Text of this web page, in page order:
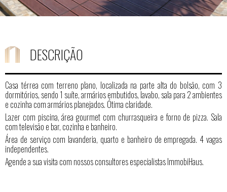
DESCRIÇÃO
Casa térrea com terreno plano, localizada na parte alta do bolsão, com 3
dormitórios, sendo 1 suíte, armários embutidos, lavabo, sala para 2 ambientes
e cozinha com armários planejados. Ótima claridade.
Lazer com piscina, área gourmet com churrasqueira e forno de pizza. Sala
com televisão e bar, cozinha e banheiro.
Área de serviço com lavanderia, quarto e banheiro de empregada. 4 vagas
independentes.
Agende a sua visita com nossos consultores especialistas ImmobiHaus.